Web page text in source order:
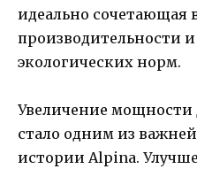
идеально сочетающая
производительности
экологических норм.
Увеличение мощности
стало одним из
истории Alpina.